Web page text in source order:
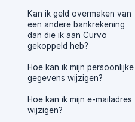
Kan ik geld overmaken van
een andere bankrekening
dan die ik aan Curvo
gekoppeld heb?
Hoe kan ik mijn persoonlijke
gegevens wijzigen?
Hoe kan ik mijn e-mailadres
wijzigen?